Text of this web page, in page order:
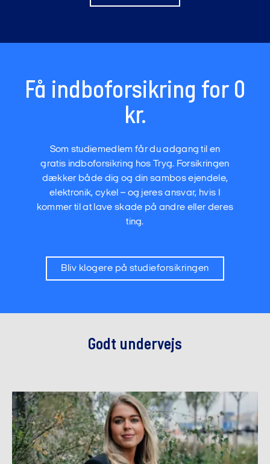
Få indboforsikring for 0
kr.
Som studiemedlem får du adgang til en
gratis indboforsikring hos Tryg. Forsikringen
dækker både dig og din sambos ejendele,
elektronik, cykel – og jeres ansvar, hvis I
kommer til at lave skade på andre eller deres
ting.
Bliv klogere på studieforsikringen
Godt undervejs